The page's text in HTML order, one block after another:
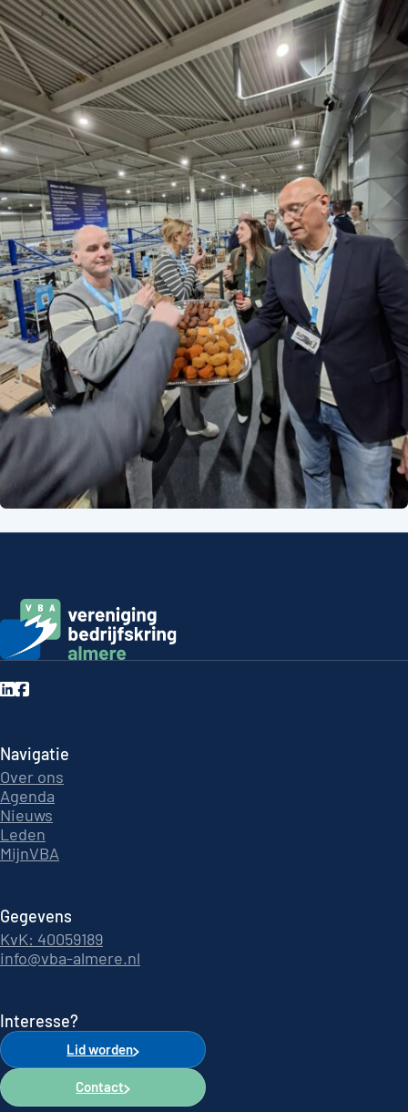
Navigatie
Over ons
Agenda
Nieuws
Leden
MijnVBA
Gegevens
KvK: 40059189
info@vba-almere.nl
Interesse?
Lid worden
Contact